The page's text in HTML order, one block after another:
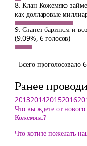
8. Клан Кожемяко
как долларовые
9. Станет барином и
(9.09%, 6 голосов)
Всего проголосовало
Ранее
2013201420152016
Что вы ждете от
Кожемяко?
Что хотите пожелать